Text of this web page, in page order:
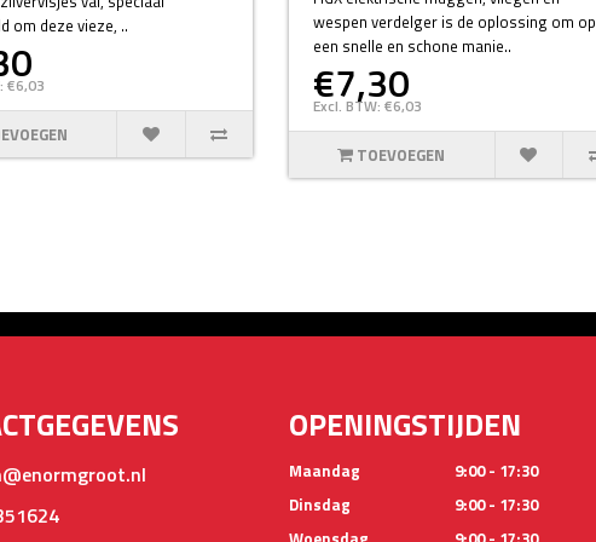
om deze vieze, ..
€6,03
wespen verdelger is de oplossing om op
een snelle en schone manie..
€7,30
Excl. BTW: €6,03
TOEVOEGEN
OPENINGSTIJDEN
Maandag
9:00 - 17:30
Dinsdag
9:00 - 17:30